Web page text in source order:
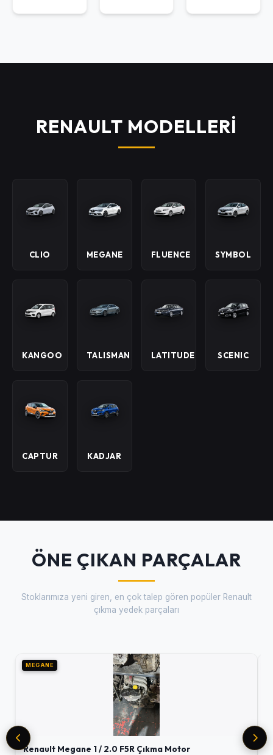
RENAULT MODELLERİ
CLIO MEGANE FLUENCE SYMBOL
KANGOO TALISMAN LATITUDE SCENIC
CAPTUR KADJAR
ÖNE ÇIKAN PARÇALAR
Stoklarımıza yeni giren, en çok talep gören popüler Renault
çıkma yedek parçaları
MEGANE
Renault Megane 1 / 2.0 F5R Çıkma Motor